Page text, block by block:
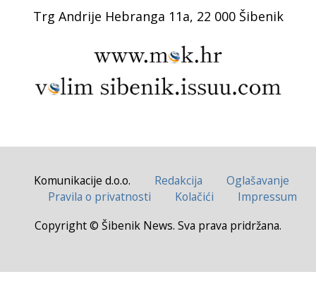
Trg Andrije Hebranga 11a, 22 000 Šibenik
Komunikacije d.o.o. Redakcija
Oglašavanje
Pravila o privatnosti
Kolačići
Impressum
Copyright © Šibenik News. Sva prava pridržana.